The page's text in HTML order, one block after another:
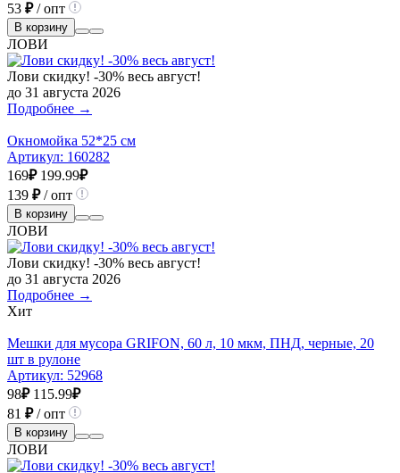
53 ₽/ опт
В корзину
ЛОВИ
Лови скидку! -30% весь август!
до 31 августа 2026
Подробнее →
Окномойка 52*25 см
Артикул: 160282
169₽ 199.99₽
139 ₽/ опт
В корзину
ЛОВИ
Лови скидку! -30% весь август!
до 31 августа 2026
Подробнее →
Хит
Мешки для мусора GRIFON, 60 л, 10 мкм, ПНД, черные, 20
шт в рулоне
Артикул: 52968
98₽ 115.99₽
81 ₽/ опт
В корзину
ЛОВИ